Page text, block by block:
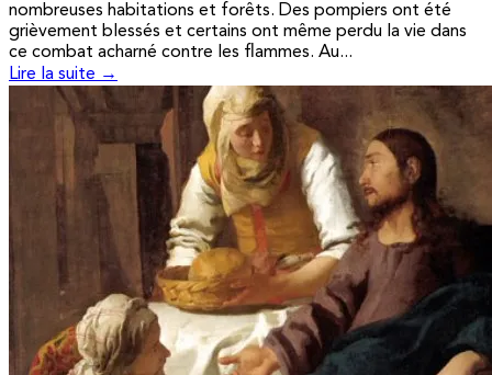
nombreuses habitations et forêts. Des pompiers ont été
grièvement blessés et certains ont même perdu la vie dans
ce combat acharné contre les flammes. Au...
Lire la suite →